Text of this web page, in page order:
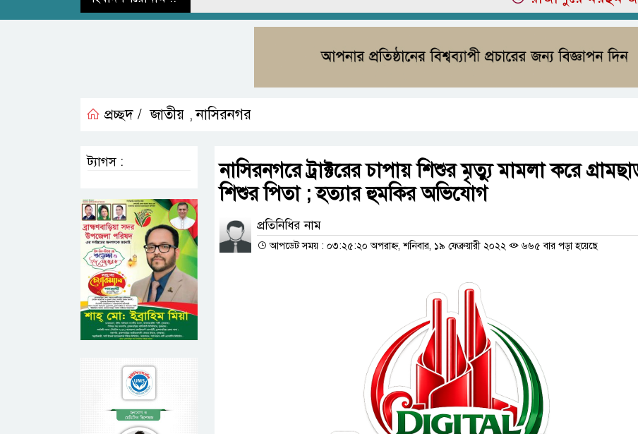
প্রচ্ছদ / জাতীয় ,নাসিরনগর
নাসিরনগরে ট্রাক্টরের চাপায় শিশুর মৃত্যু মামলা করে
শিশুর পিতা ; হত্যার হুমকির অভিযোগ
প্রতিনিধির নাম
আপডেট সময় : ০৩:২৫:২০ অপরাহ্ন, শনিবার, ১৯ ফেব্রুয়ারী ২০২২ ৬৬৫ বার পড়া হয়েছে
ট্যাগস :